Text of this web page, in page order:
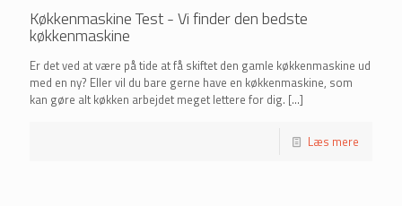
Køkkenmaskine Test - Vi finder den bedste
køkkenmaskine
Er det ved at være på tide at få skiftet den gamle køkkenmaskine ud
med en ny? Eller vil du bare gerne have en køkkenmaskine, som
kan gøre alt køkken arbejdet meget lettere for dig. […]
Læs mere